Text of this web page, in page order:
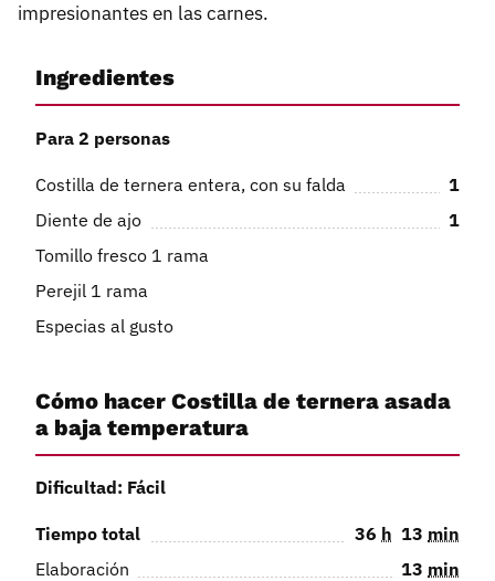
impresionantes en las carnes.
Ingredientes
Para 2 personas
Costilla de ternera entera, con su falda
1
Diente de ajo
1
Tomillo fresco 1 rama
Perejil 1 rama
Especias al gusto
Cómo hacer Costilla de ternera asada
a baja temperatura
Dificultad: Fácil
Tiempo total 36 h 13 min
Elaboración
13 min